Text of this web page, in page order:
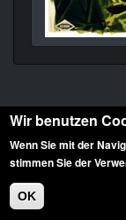
Diese Website ist
Rechte vorbehalten.
Wir benutzen
Wenn Sie mit der
stimmen Sie der
OK